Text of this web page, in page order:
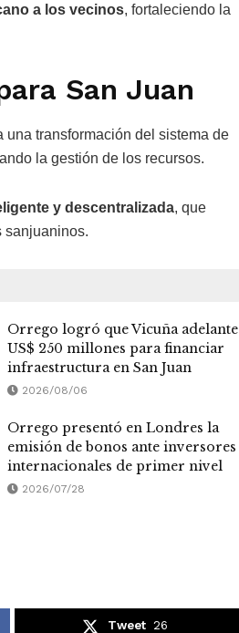
a los vecinos, fortaleciendo la
San Juan
transformación del sistema de
la gestión de los recursos.
y descentralizada, que
sanjuaninos.
Orrego logró que Vicuña adelante
US$ 250 millones para financiar
infraestructura en San Juan
2026/08/06
Orrego presentó en Londres la
emisión de bonos ante inversores
internacionales de primer nivel
2026/07/28
Tweet 26